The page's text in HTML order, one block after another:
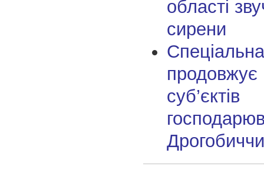
області
сирени
продовжує
суб’єктів